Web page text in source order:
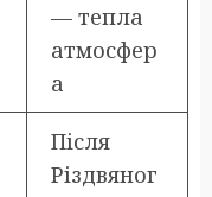
— тепла
атмосфер
а
Після
Різдвяног